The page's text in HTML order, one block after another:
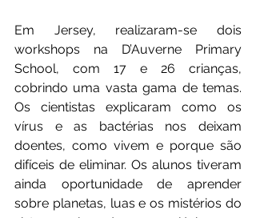
Em Jersey, realizaram-se dois
workshops na D’Auverne Primary
School, com 17 e 26 crianças,
cobrindo uma vasta gama de temas.
Os cientistas explicaram como os
vírus e as bactérias nos deixam
doentes, como vivem e porque são
difíceis de eliminar. Os alunos tiveram
ainda oportunidade de aprender
sobre planetas, luas e os mistérios do